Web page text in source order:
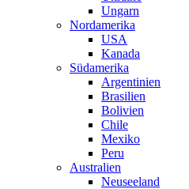
Ungarn
Nordamerika
USA
Kanada
Südamerika
Argentinien
Brasilien
Bolivien
Chile
Mexiko
Peru
Australien
Neuseeland